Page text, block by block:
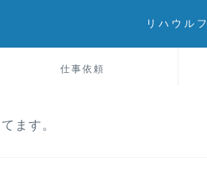
リハウルフ
仕事依頼
ます。